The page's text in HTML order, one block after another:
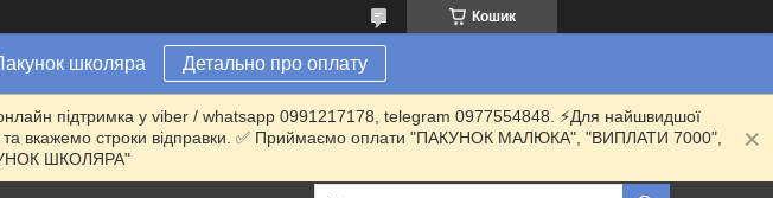
Кошик
школяра Детально про оплату
підтримка у viber / whatsapp 0991217178, telegram 0977554848. ⚡️Для найшвидшої
та вкажемо строки відправки. ✅ Приймаємо оплати "ПАКУНОК МАЛЮКА", "ВИПЛАТИ 7000",
ШКОЛЯРА"